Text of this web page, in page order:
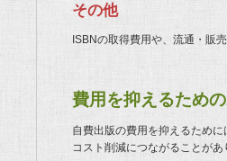
その他
ISBNの取得費用や、流通・販
費用を抑えるため
自費出版の費用を抑えるため
コスト削減につながることがあ